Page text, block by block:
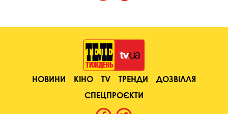
НОВИНИ КІНО TV ТРЕНДИ
ДОЗВІЛЛЯ
СПЕЦПРОЄКТИ